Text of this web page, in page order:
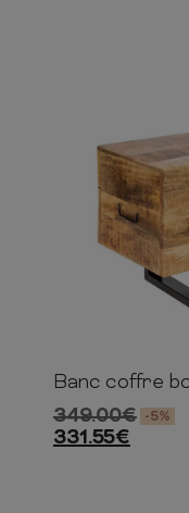
47cm
Banc coffre
349.00€ -5%
331.55€